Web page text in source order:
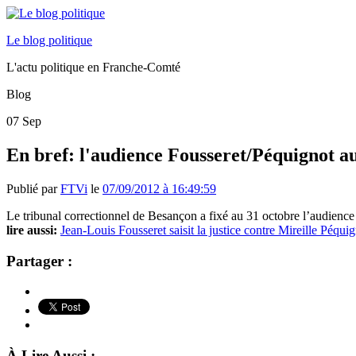
Le blog politique
L'actu politique en Franche-Comté
Blog
07 Sep
En bref: l'audience Fousseret/Péquignot
Publié parFTVi le 07/09/2012 à 16:49:59
Le tribunal correctionnel de Besançon a fixé au 31 octobre
lire aussi: Jean-Louis Fousseret saisit la justice contre Mireille
Partager :